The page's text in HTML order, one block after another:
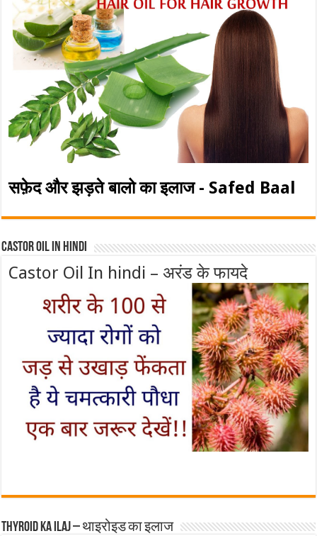
सफ़ेद और झड़ते बालो का इलाज - Safed Baal
Castor Oil In Hindi
Castor Oil In hindi – अरंड के फायदे
Thyroid ka ilaj – थाइरोइड का इलाज